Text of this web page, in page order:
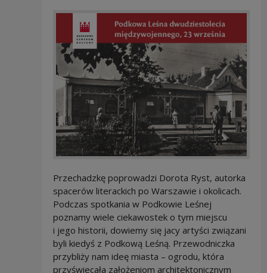
Przechadzkę poprowadzi Dorota Ryst, autorka
spacerów literackich po Warszawie i okolicach.
Podczas spotkania w Podkowie Leśnej
poznamy wiele ciekawostek o tym miejscu
i jego historii, dowiemy się jacy artyści związani
byli kiedyś z Podkową Leśną. Przewodniczka
przybliży nam ideę miasta – ogrodu, która
przyświecała założeniom architektonicznym